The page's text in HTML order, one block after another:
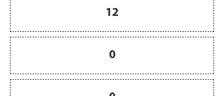
12
0